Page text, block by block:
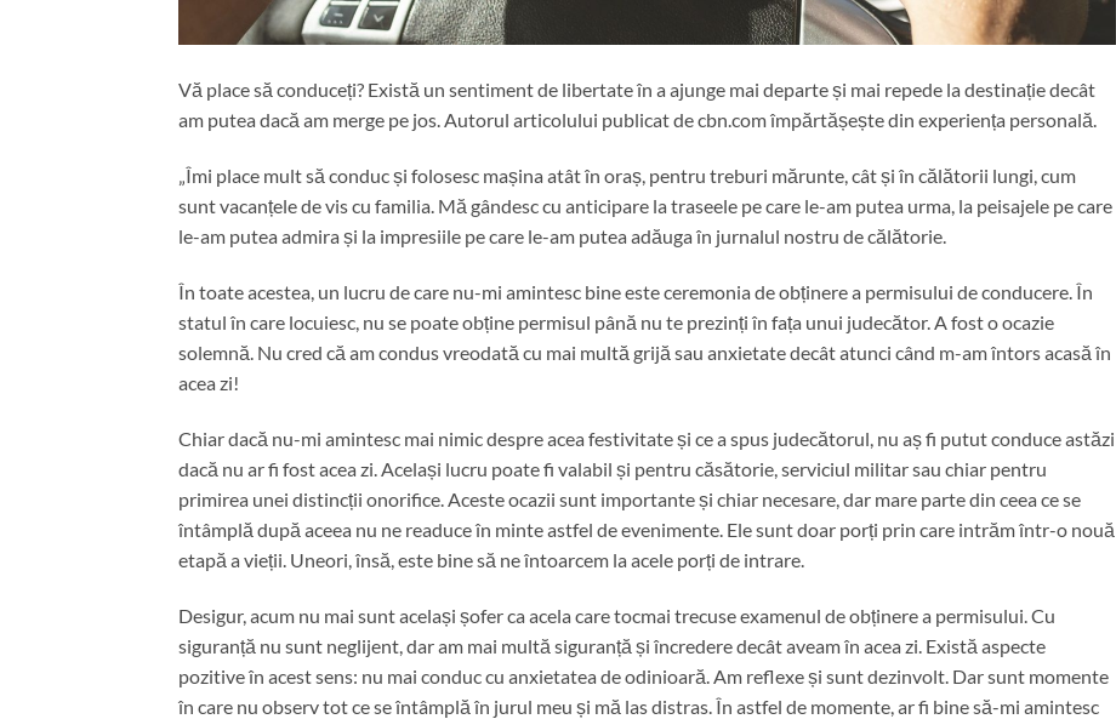
Vă place să conduceți? Există un sentiment de libertate în a ajunge mai departe și mai repede la destinație decât
am putea dacă am merge pe jos. Autorul articolului publicat de cbn.com împărtășește din experiența personală.
„Îmi place mult să conduc și folosesc mașina atât în oraș, pentru treburi mărunte, cât și în călătorii lungi, cum
sunt vacanțele de vis cu familia. Mă gândesc cu anticipare la traseele pe care le-am putea urma, la peisajele pe care
le-am putea admira și la impresiile pe care le-am putea adăuga în jurnalul nostru de călătorie.
În toate acestea, un lucru de care nu-mi amintesc bine este ceremonia de obținere a permisului de conducere. În
statul în care locuiesc, nu se poate obține permisul până nu te prezinți în fața unui judecător. A fost o ocazie
solemnă. Nu cred că am condus vreodată cu mai multă grijă sau anxietate decât atunci când m-am întors acasă în
acea zi!
Chiar dacă nu-mi amintesc mai nimic despre acea festivitate și ce a spus judecătorul, nu aș fi putut conduce astăzi
dacă nu ar fi fost acea zi. Același lucru poate fi valabil și pentru căsătorie, serviciul militar sau chiar pentru
primirea unei distincții onorifice. Aceste ocazii sunt importante și chiar necesare, dar mare parte din ceea ce se
întâmplă după aceea nu ne readuce în minte astfel de evenimente. Ele sunt doar porți prin care intrăm într-o nouă
etapă a vieții. Uneori, însă, este bine să ne întoarcem la acele porți de intrare.
Desigur, acum nu mai sunt același șofer ca acela care tocmai trecuse examenul de obținere a permisului. Cu
siguranță nu sunt neglijent, dar am mai multă siguranță și încredere decât aveam în acea zi. Există aspecte
pozitive în acest sens: nu mai conduc cu anxietatea de odinioară. Am reflexe și sunt dezinvolt. Dar sunt momente
în care nu observ tot ce se întâmplă în jurul meu și mă las distras. În astfel de momente, ar fi bine să-mi amintesc